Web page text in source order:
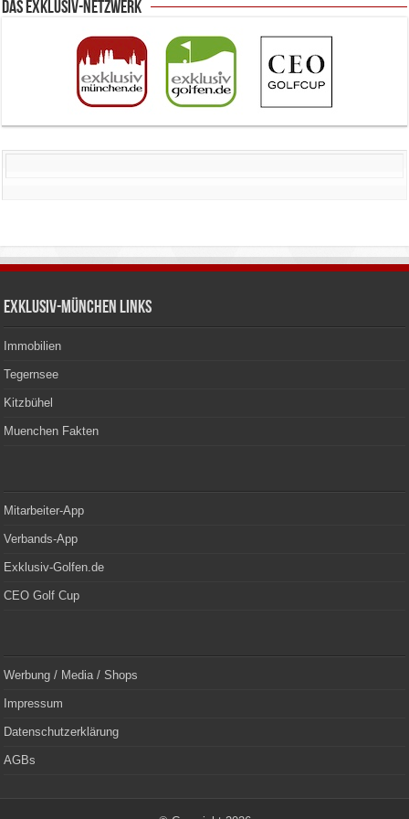
Das Exklusiv-Netzwerk
Exklusiv-München Links
Immobilien
Tegernsee
Kitzbühel
Muenchen Fakten
Mitarbeiter-App
Verbands-App
Exklusiv-Golfen.de
CEO Golf Cup
Werbung / Media / Shops
Impressum
Datenschutzerklärung
AGBs